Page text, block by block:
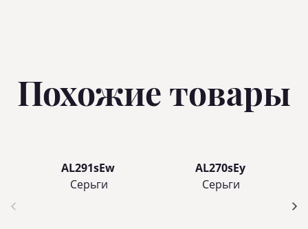
Похожие товары
AL291sEw
Серьги
AL270sEy
Серьги